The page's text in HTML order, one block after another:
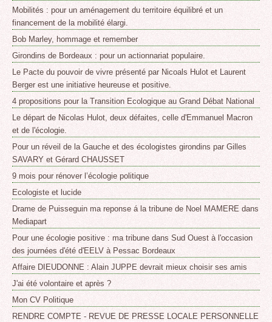
Mobilités : pour un aménagement du territoire équilibré et un
financement de la mobilité élargi.
Bob Marley, hommage et remember
Girondins de Bordeaux : pour un actionnariat populaire.
Le Pacte du pouvoir de vivre présenté par Nicoals Hulot et Laurent
Berger est une initiative heureuse et positive.
4 propositions pour la Transition Ecologique au Grand Débat National
Le départ de Nicolas Hulot, deux défaites, celle d'Emmanuel Macron
et de l'écologie.
Pour un réveil de la Gauche et des écologistes girondins par Gilles
SAVARY et Gérard CHAUSSET
9 mois pour rénover l’écologie politique
Ecologiste et lucide
Drame de Puisseguin ma reponse á la tribune de Noel MAMERE dans
Mediapart
Pour une écologie positive : ma tribune dans Sud Ouest à l'occasion
des journées d'été d'EELV à Pessac Bordeaux
Affaire DIEUDONNE : Alain JUPPE devrait mieux choisir ses amis
J'ai été volontaire et après ?
Mon CV Politique
RENDRE COMPTE - REVUE DE PRESSE LOCALE PERSONNELLE